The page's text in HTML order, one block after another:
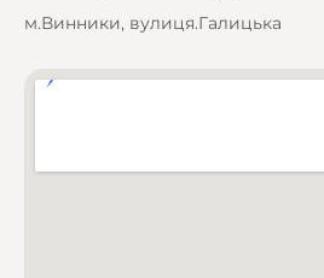
м.Винники, вулиця.Галицька